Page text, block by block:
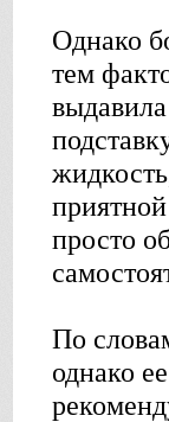
Однако
тем
просто
По
однако